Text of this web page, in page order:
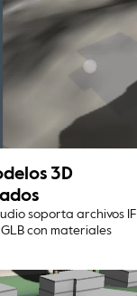
3D
soporta archivos
GLB con materiales